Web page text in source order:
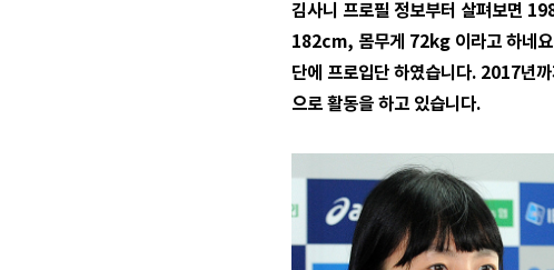
김사니 프로필 정보부터 살펴보면
182cm, 몸무게 72kg 이라고 하네요
단에 프로입단 하였습니다. 2017년
으로 활동을 하고 있습니다.